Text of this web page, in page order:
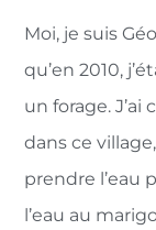
Moi, je suis
qu’en 2010,
un forage. J’ai
dans ce
prendre l’eau
l’eau au